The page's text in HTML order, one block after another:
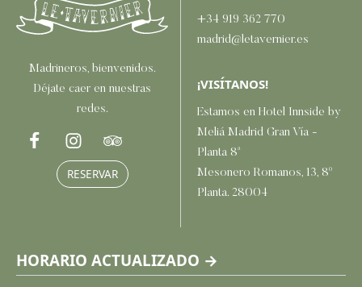
Madrineros, bienvenidos.
Déjate caer en nuestras
redes.
RESERVAR
+34 919 362 770
madrid@letavernier.es
¡VISÍTANOS!
Estamos en Hotel Innside by
Meliá Madrid Gran Vía -
Planta 8ª
Mesonero Romanos, 13, 8º
Planta. 28004
HORARIO ACTUALIZADO →